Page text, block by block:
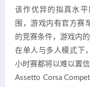
该作优异的拟真水
围，游戏内有官方赛
的竞赛条件，游戏内
在单人与多人模式下
小时赛都将以难以置
Assetto Corsa